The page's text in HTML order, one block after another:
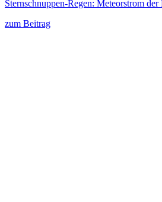
Sternschnuppen-Regen: Meteorstrom der
zum Beitrag